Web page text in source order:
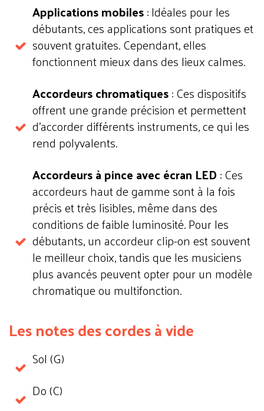
Applications mobiles: Idéales pour les
débutants, ces applications sont pratiques et
souvent gratuites. Cependant, elles
fonctionnent mieux dans des lieux calmes.
Accordeurs chromatiques: Ces dispositifs
offrent une grande précision et permettent
d’accorder différents instruments, ce qui les
rend polyvalents.
Accordeurs à pince avec écran LED: Ces
accordeurs haut de gamme sont à la fois
précis et très lisibles, même dans des
conditions de faible luminosité. Pour les
débutants, un accordeur clip-on est souvent
le meilleur choix, tandis que les musiciens
plus avancés peuvent opter pour un modèle
chromatique ou multifonction.
Les notes des cordes à vide
Sol (G)
Do (C)